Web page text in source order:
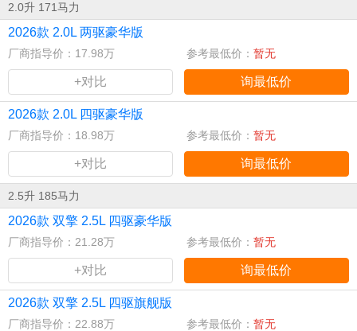
2.0升 171马力
2026款 2.0L 两驱豪华版
厂商指导价：17.98万 参考最低价： 暂无
+对比 询最低价
2026款 2.0L 四驱豪华版
厂商指导价：18.98万 参考最低价： 暂无
+对比 询最低价
2.5升 185马力
2026款 双擎 2.5L 四驱豪华版
厂商指导价：21.28万 参考最低价： 暂无
+对比 询最低价
2026款 双擎 2.5L 四驱旗舰版
厂商指导价：22.88万 参考最低价： 暂无